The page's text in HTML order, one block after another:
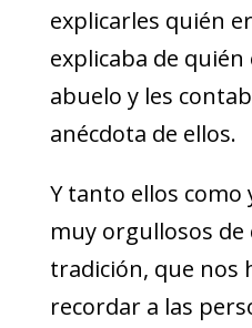
explicarles quién
explicaba de quién
abuelo y les
anécdota de ellos.
Y tanto ellos como
muy orgullosos
tradición, que nos
recordar a las